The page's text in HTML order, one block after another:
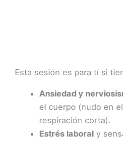
Esta sesión es para tí si
Ansiedad y
el cuerpo (nudo en
respiración corta).
Estrés laboral y